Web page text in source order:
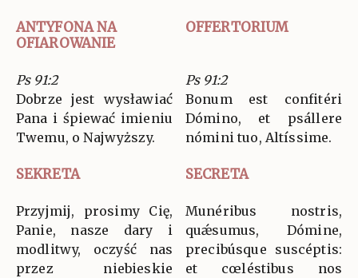
ANTYFONA NA
OFIAROWANIE
OFFERTORIUM
Ps 91:2
Dobrze jest wysławiać
Pana i śpiewać imieniu
Twemu, o Najwyższy.
Ps 91:2
Bonum est confitéri
Dómino, et psállere
nómini tuo, Altíssime.
SEKRETA SECRETA
Przyjmij, prosimy Cię,
Panie, nasze dary i
modlitwy, oczyść nas
przez niebieskie
Munéribus nostris,
quǽsumus, Dómine,
precibúsque suscéptis:
et cœléstibus nos